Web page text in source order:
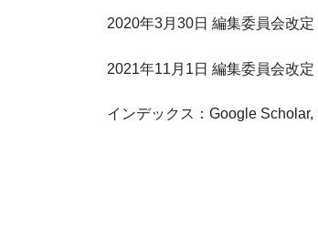
2020年3月30日 編集委員会改定
2021年11月1日 編集委員会改定
インデックス：Google